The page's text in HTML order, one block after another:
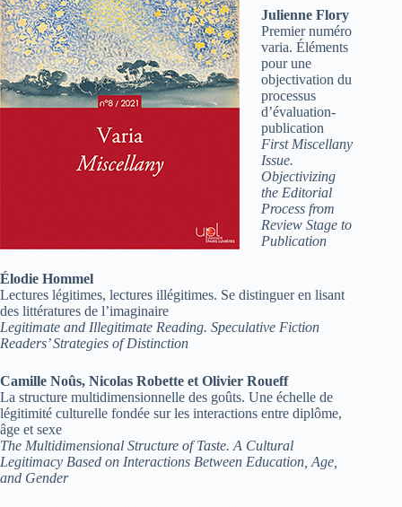
Julienne Flory
Premier numéro
varia. Éléments
pour une
objectivation du
processus
d’évaluation-
publication
First Miscellany
Issue.
Objectivizing
the Editorial
Process from
Review Stage to
Publication
Élodie Hommel
Lectures légitimes, lectures illégitimes. Se distinguer en lisant
des littératures de l’imaginaire
Legitimate and Illegitimate Reading. Speculative Fiction
Readers’ Strategies of Distinction
Camille Noûs, Nicolas Robette et Olivier Roueff
La structure multidimensionnelle des goûts. Une échelle de
légitimité culturelle fondée sur les interactions entre diplôme,
âge et sexe
The Multidimensional Structure of Taste. A Cultural
Legitimacy Based on Interactions Between Education, Age,
and Gender